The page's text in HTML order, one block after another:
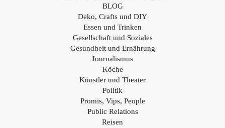
BLOG
Deko, Crafts und DIY
Essen und Trinken
Gesellschaft und Soziales
Gesundheit und Ernährung
Journalismus
Köche
Künstler und Theater
Politik
Promis, Vips, People
Public Relations
Reisen